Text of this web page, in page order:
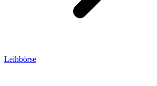
Leihbörse